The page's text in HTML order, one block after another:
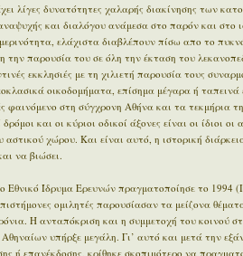
λίγες δυνατότητες χαλαρής διακίνησης των
και διαλόγου ανάμεσα στο παρόν και στο
ελάχιστα διαβλέπουν πίσω απο το
την παρουσία του σε όλη την έκταση του
εκκλησιές με τη χιλιετή παρουσία τους
οικοδομήματα, επίσημα μέγαρα ή
στη σύγχρονη Αθήνα και τα τεκμήρια
και οι κύριοι οδικοί άξονες είναι οι ίδιοι οι
αστικού χώρου. Και είναι αυτό, η ιστορική
να βιώσει.
Εθνικό Ίδρυμα Ερευνών πραγματοποίησε το 1994
ομιλητές παρουσίασαν τα μείζονα
Η ανταπόκριση και η συμμετοχή του κοινού
υπήρξε μεγάλη. Γι’ αυτό και μετά την
ή επανέκδοσης, κρίθηκε σκοπιμότερο να